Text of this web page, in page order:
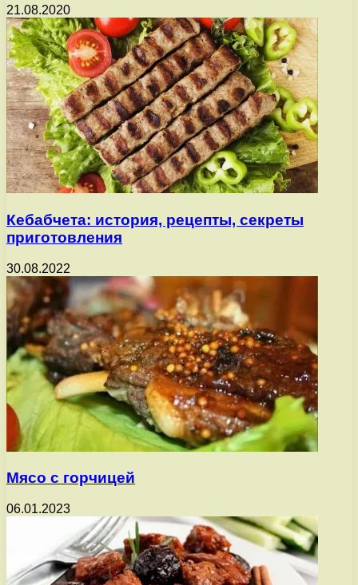
21.08.2020
Кебабчета: история, рецепты, секреты
приготовления
30.08.2022
Мясо с горчицей
06.01.2023